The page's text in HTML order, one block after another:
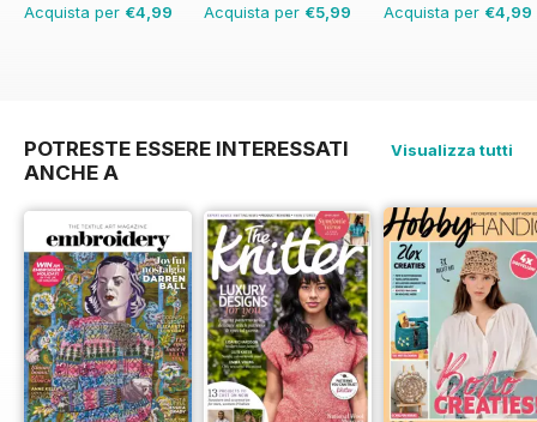
Acquista per €4,99 Acquista per €5,99 Acquista per €4,99
POTRESTE ESSERE INTERESSATI
ANCHE A
Visualizza tutti